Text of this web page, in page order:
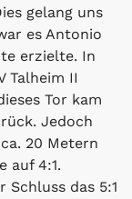
gelang uns
es Antonio
erzielte. In
Talheim II
Tor kam
Jedoch
20 Metern
auf 4:1.
das 5:1